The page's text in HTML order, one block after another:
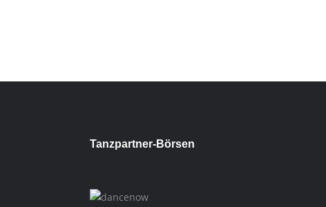
Tanzpartner-Börsen